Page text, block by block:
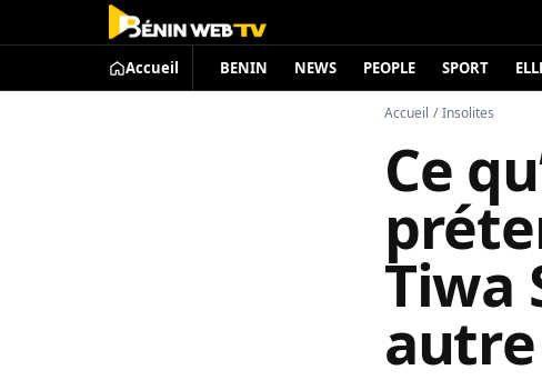
Accueil BENIN NEWS PEOPLE SPORT
Accueil / Insolites
Ce
Tiwa